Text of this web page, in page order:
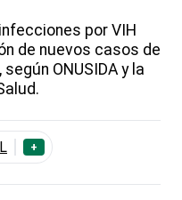
por VIH
de nuevos casos de
ONUSIDA y la
+